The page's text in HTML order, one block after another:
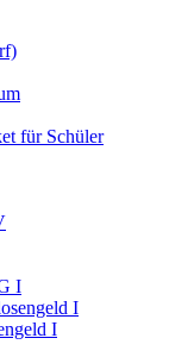
für Schüler
I
I
I